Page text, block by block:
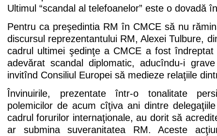
Ultimul “scandal al telefoanelor” este o dovadă
Pentru ca preşedintia RM în CMCE să nu
discursul reprezentantului RM, Alexei Tulbure,
cadrul ultimei şedinţe a CMCE a fost
adevărat scandal diplomatic, aducîndu-i
invitînd Consiliul Europei să medieze relaţiile
Învinuirile, prezentate într-o tonalitate
polemicilor de acum cîţiva ani dintre
cadrul forurilor internaţionale, au dorit să
ar submina suveranitatea RM. Aceste